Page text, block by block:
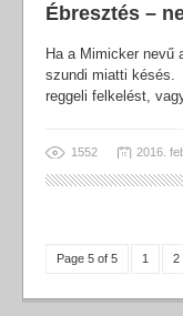
Ébresztés –
Ha a Mimicker nevű
szundi miatti késés.
reggeli felkelést,
1552 2016.
Page 5 of 5 1 2